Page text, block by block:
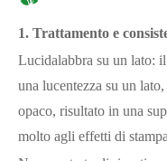
1. Trattamento e
Lucidalabbra su un lato:
una lucentezza su un
opaco, risultato in una
molto agli effetti di